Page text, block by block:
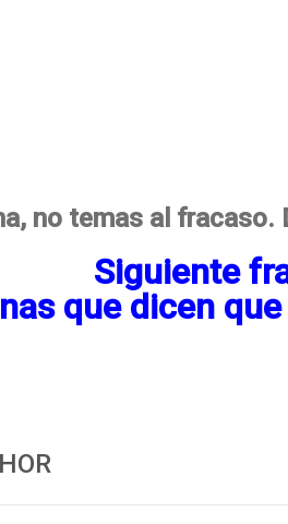
no temas al
Siguiente
que dicen